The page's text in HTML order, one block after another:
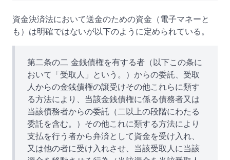
資金決済法において送金のための資金（電子マネーと
も）は明確ではないが以下のように定められている。
第二条の二 金銭債権を有する者（以下この条に
おいて「受取人」という。）からの委託、受取
人からの金銭債権の譲受けその他これらに類す
る方法により、当該金銭債権に係る債務者又は
当該債務者からの委託（二以上の段階にわたる
委託を含む。）その他これに類する方法により
支払を行う者から弁済として資金を受け入れ、
又は他の者に受け入れさせ、当該受取人に当該